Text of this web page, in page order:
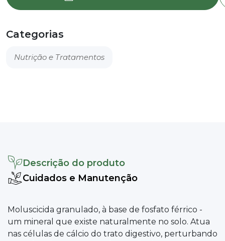
Naturen
Categorias
Nutrição e Tratamentos
Descrição do produto
Cuidados e Manutenção
Moluscicida granulado, à base de fosfato férrico -
um mineral que existe naturalmente no solo. Atua
nas células de cálcio do trato digestivo, perturbando